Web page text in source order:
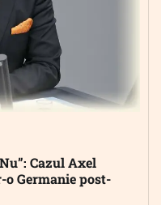
Cazul Axel
Germanie post-